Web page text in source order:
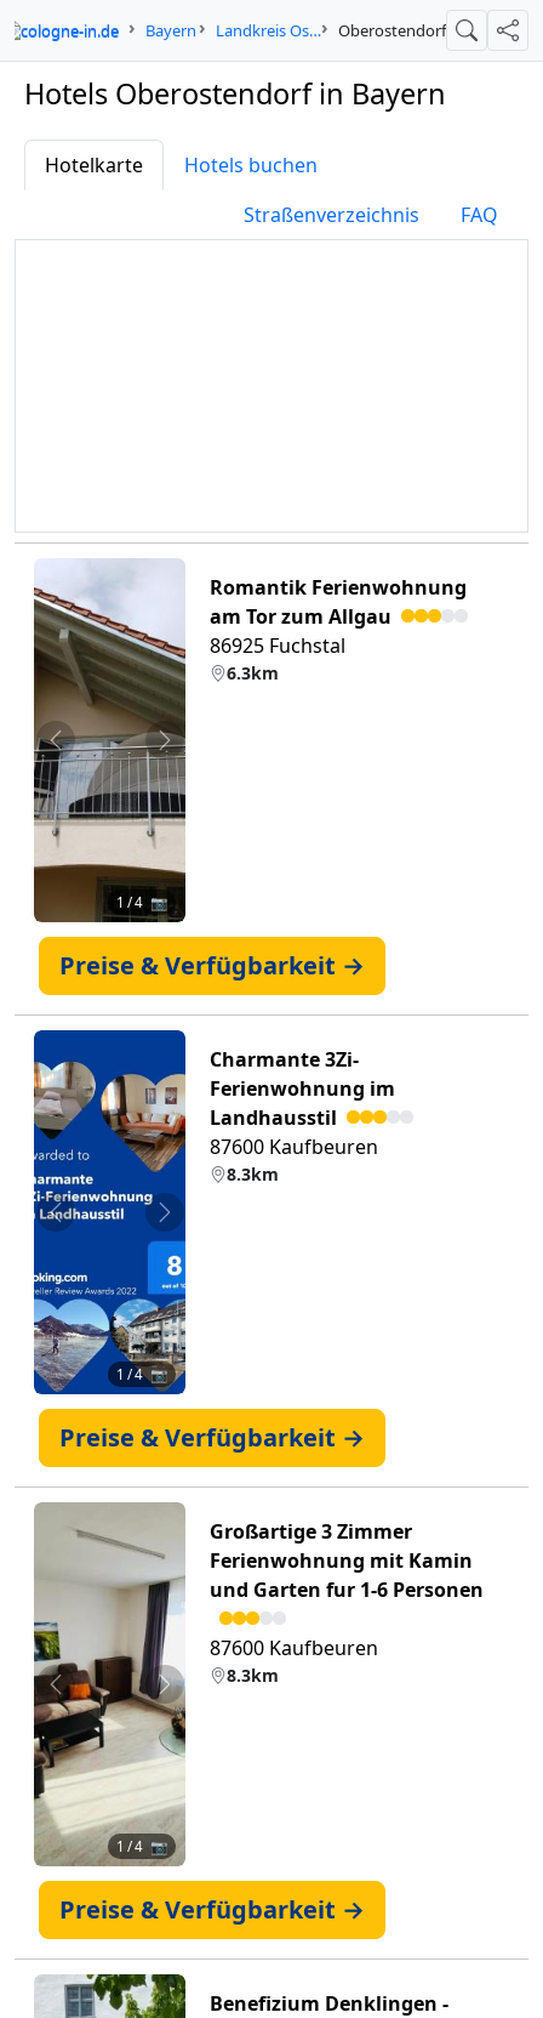
cologne-in.de Bayern Landkreis Ostallgäu Oberostendorf Suche
Hotels Oberostendorf in Bayern
Hotelkarte
Hotels buchen
Straßenverzeichnis
FAQ
Zurück Weiter
1 / 4 📷
Romantik Ferienwohnung
am Tor zum Allgau
86925 Fuchstal
6.3km
Preise & Verfügbarkeit →
Zurück Weiter
1 / 4 📷
Charmante 3Zi-
Ferienwohnung im
Landhausstil
87600 Kaufbeuren
8.3km
Preise & Verfügbarkeit →
Zurück Weiter
1 / 4 📷
Großartige 3 Zimmer
Ferienwohnung mit Kamin
und Garten fur 1-6 Personen
87600 Kaufbeuren
8.3km
Preise & Verfügbarkeit →
Benefizium Denklingen -